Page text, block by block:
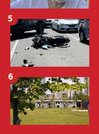
5
6